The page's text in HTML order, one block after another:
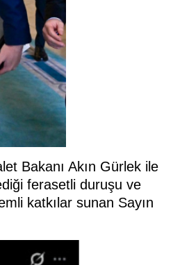
Bakanı Akın Gürlek ile
ferasetli duruşu ve
katkılar sunan Sayın